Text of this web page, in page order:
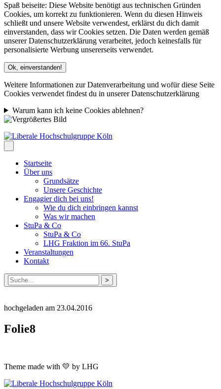
Spaß beiseite: Diese Website benötigt aus technischen Gründen
Cookies, um korrekt zu funktionieren. Wenn du diesen Hinweis
schließt und unsere Website verwendest, erklärst du dich damit
einverstanden, dass wir Cookies setzen. Die Daten werden gemäß
unserer Datenschutzerklärung verarbeitet, jedoch keinesfalls für
personalisierte Werbung unsererseits verwendet.
Ok, einverstanden!
Weitere Informationen zur Datenverarbeitung und wofür diese Seite
Cookies verwendet findest du in unserer Datenschutzerklärung
Warum kann ich keine Cookies ablehnen?
Startseite
Über uns
Grundsätze
Unsere Geschichte
Engagier dich bei uns!
Wie du dich einbringen kannst
Was wir machen
StuPa & Co
StuPa & Co
LHG Fraktion im 66. StuPa
Veranstaltungen
Kontakt
Suche
nach:
hochgeladen am 23.04.2016
Folie8
Theme made with 💛 by LHG